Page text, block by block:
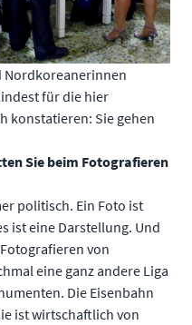
Nordkoreanerinnen
für die hier
konstatieren: Sie gehen
Sie beim Fotografieren
politisch. Ein Foto ist
ist eine Darstellung. Und
von
eine ganz andere Liga
Die Eisenbahn
ist wirtschaftlich von